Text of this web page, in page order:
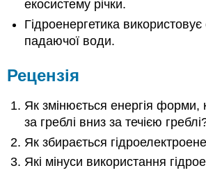
екосистему річки.
Гідроенергетика використовує
падаючої води.
Рецензія
Як змінюється енергія форми,
за греблі вниз за течією
Як збирається
Які мінуси використання